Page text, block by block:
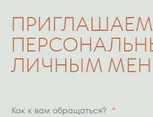
ЛИЧНЫМ
Как к вам обращаться? *